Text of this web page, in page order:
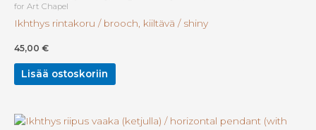
for Art Chapel
Ikhthys rintakoru / brooch, kiiltävä / shiny
45,00 €
Lisää ostoskoriin